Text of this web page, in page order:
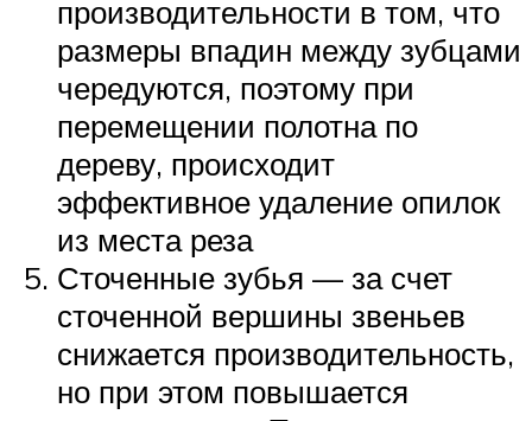
производительности в том, что
размеры впадин между зубцами
чередуются, поэтому при
перемещении полотна по
дереву, происходит
эффективное удаление опилок
из места реза
Сточенные зубья — за счет
сточенной вершины звеньев
снижается производительность,
но при этом повышается